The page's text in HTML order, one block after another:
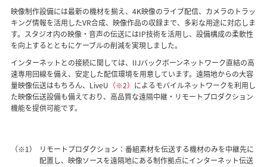
映像制作設備には最新の機材を揃え、4K映像のライブ配信、カメラのトラッ
キング情報を活用したVR合成、映像作品の収録まで、多彩な用途に対応しま
す。スタジオ内の映像・音声の伝送にはIP技術を活用し、設備構成の柔軟性
を向上するとともにケーブルの削減を実現しました。
インターネットとの接続に関しては、IIJバックボーンネットワーク直結の高
速専用回線を備え、安定した配信環境を用意しています。遠隔地からの大容
量映像伝送はもちろん、LiveU （※2） によるモバイルネットワークを利用し
た映像伝送設備も備えており、高品質な遠隔中継・リモートプロダクション
機能を提供可能です。
（※1）
リモートプロダクション：番組素材を伝送する機材のみを中継先に
配置し、映像ソースを遠隔地にある制作拠点にインターネット伝送